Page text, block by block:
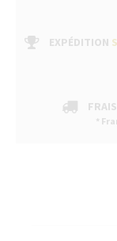
EXPÉDITION
*